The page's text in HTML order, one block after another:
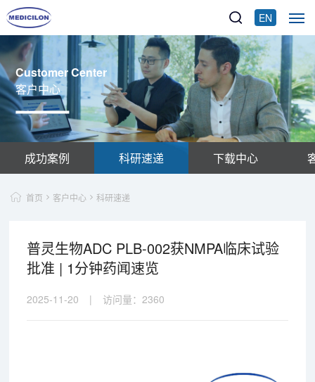
EN
Customer Center
客户中心
成功案例 科研速递 下载中心
首页 客户中心 科研速递
普灵生物ADC PLB-002获NMPA临床试验
批准 | 1分钟药闻速览
2025-11-20 | 访问量： 2360